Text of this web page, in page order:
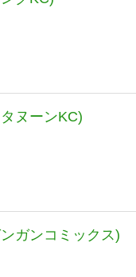
ヌーンKC)
ガンコミックス)